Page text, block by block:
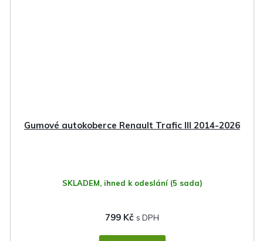
Gumové autokoberce Renault Trafic III 2014-2026
SKLADEM, ihned k odeslání (5 sada)
799 Kč